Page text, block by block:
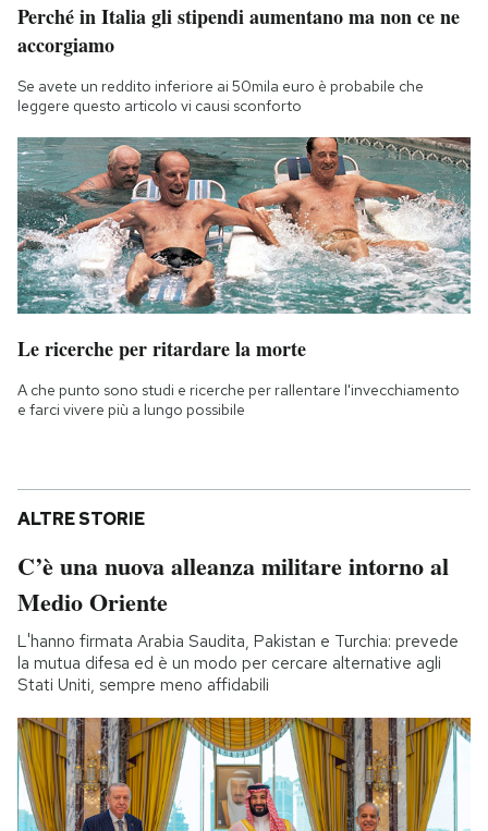
Perché in Italia gli stipendi aumentano ma non ce ne
accorgiamo
Se avete un reddito inferiore ai 50mila euro è probabile che
leggere questo articolo vi causi sconforto
Le ricerche per ritardare la morte
A che punto sono studi e ricerche per rallentare l'invecchiamento
e farci vivere più a lungo possibile
ALTRE STORIE
C’è una nuova alleanza militare intorno al
Medio Oriente
L'hanno firmata Arabia Saudita, Pakistan e Turchia: prevede
la mutua difesa ed è un modo per cercare alternative agli
Stati Uniti, sempre meno affidabili